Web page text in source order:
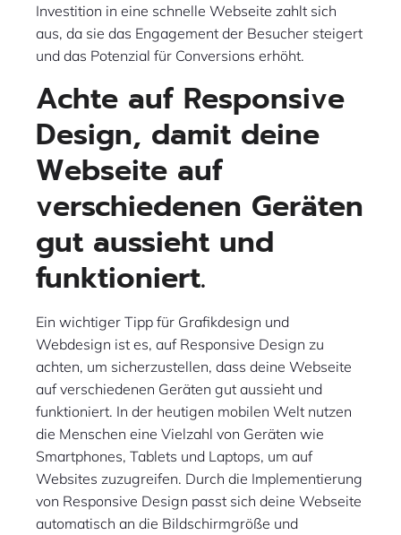
Investition in eine schnelle Webseite zahlt sich
aus, da sie das Engagement der Besucher steigert
und das Potenzial für Conversions erhöht.
Achte auf Responsive
Design, damit deine
Webseite auf
verschiedenen Geräten
gut aussieht und
funktioniert.
Ein wichtiger Tipp für Grafikdesign und
Webdesign ist es, auf Responsive Design zu
achten, um sicherzustellen, dass deine Webseite
auf verschiedenen Geräten gut aussieht und
funktioniert. In der heutigen mobilen Welt nutzen
die Menschen eine Vielzahl von Geräten wie
Smartphones, Tablets und Laptops, um auf
Websites zuzugreifen. Durch die Implementierung
von Responsive Design passt sich deine Webseite
automatisch an die Bildschirmgröße und